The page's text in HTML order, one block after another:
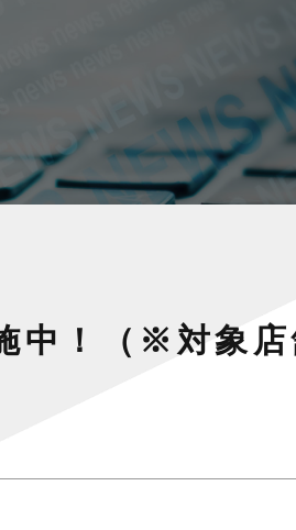
中！（※対象店